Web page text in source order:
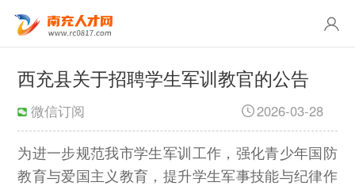
西充县关于招聘学生军训教官的公告
微信订阅 2026-03-28
为进一步规范我市学生军训工作，强化青少年国防
教育与爱国主义教育，提升学生军事技能与纪律作